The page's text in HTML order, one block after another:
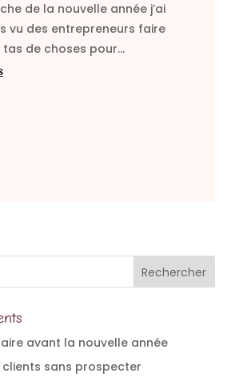
de la nouvelle année j’ai
vu des entrepreneurs faire
de choses pour...
avant la nouvelle année
clients sans prospecter